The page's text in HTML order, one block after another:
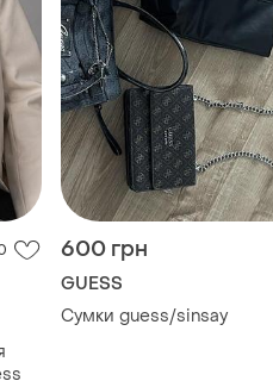
600 грн
GUESS
Сумки guess/sinsay